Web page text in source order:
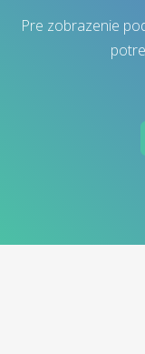
Pre zobrazenie